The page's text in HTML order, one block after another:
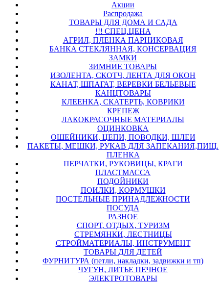
Акции
Распродажа
ТОВАРЫ ДЛЯ ДОМА И САДА
!!! СПЕЦ.ЦЕНА
АГРИЛ, ПЛЕНКА ПАРНИКОВАЯ
БАНКА СТЕКЛЯННАЯ, КОНСЕРВАЦИЯ
ЗАМКИ
ЗИМНИЕ ТОВАРЫ
ИЗОЛЕНТА, СКОТЧ, ЛЕНТА ДЛЯ ОКОН
КАНАТ, ШПАГАТ, ВЕРЕВКИ БЕЛЬЕВЫЕ
КАНЦТОВАРЫ
КЛЕЕНКА, СКАТЕРТЬ, КОВРИКИ
КРЕПЕЖ
ЛАКОКРАСОЧНЫЕ МАТЕРИАЛЫ
ОЦИНКОВКА
ОШЕЙНИКИ, ЦЕПИ, ПОВОДКИ, ШЛЕИ
ПАКЕТЫ, МЕШКИ, РУКАВ ДЛЯ ЗАПЕКАНИЯ,ПИЩ.
ПЛЕНКА
ПЕРЧАТКИ, РУКОВИЦЫ, КРАГИ
ПЛАСТМАССА
ПОДОЙНИКИ
ПОИЛКИ, КОРМУШКИ
ПОСТЕЛЬНЫЕ ПРИНАДЛЕЖНОСТИ
ПОСУДА
РАЗНОЕ
СПОРТ, ОТДЫХ, ТУРИЗМ
СТРЕМЯНКИ, ЛЕСТНИЦЫ
СТРОЙМАТЕРИАЛЫ, ИНСТРУМЕНТ
ТОВАРЫ ДЛЯ ДЕТЕЙ
ФУРНИТУРА (петли, накладки, задвижки и тп)
ЧУГУН, ЛИТЬЕ ПЕЧНОЕ
ЭЛЕКТРОТОВАРЫ